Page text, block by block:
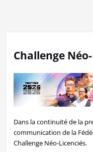
Challenge
Dans la continuité de la
communication de la
Challenge Néo-Licenciés.